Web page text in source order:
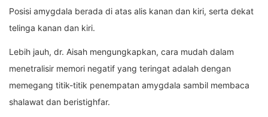
Posisi amygdala berada di atas alis kanan dan kiri, serta dekat
telinga kanan dan kiri.
Lebih jauh, dr. Aisah mengungkapkan, cara mudah dalam
menetralisir memori negatif yang teringat adalah dengan
memegang titik-titik penempatan amygdala sambil membaca
shalawat dan beristighfar.